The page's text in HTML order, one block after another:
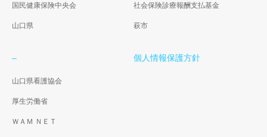
国民健康保険中央会
山口県
社会保険診療報酬支払基金
萩市
–
山口県看護協会
厚生労働省
ＷＡＭ ＮＥＴ
個人情報保護方針